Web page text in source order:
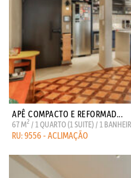
APÊ COMPACTO E REFORMAD...
67 M2 / 1 QUARTO (1 SUITE) / 1
RU: 9556 - ACLIMAÇÃO